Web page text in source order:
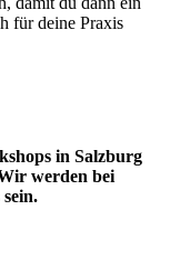
für deine Praxis
in Salzburg
werden bei